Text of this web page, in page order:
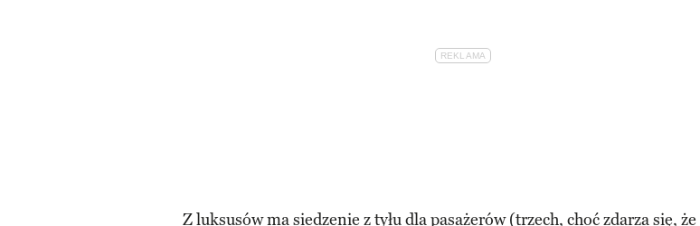
Z luksusów ma siedzenie z tyłu dla pasażerów (trzech, choć zdarza się, że